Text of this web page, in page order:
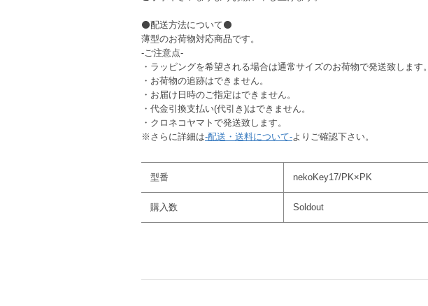
⚫配送方法について⚫
薄型のお荷物対応商品です。
-ご注意点-
・ラッピングを希望される場合は通常サイズのお荷物で発送致します。
・お荷物の追跡はできません。
・お届け日時のご指定はできません。
・代金引換支払い(代引き)はできません。
・クロネコヤマトで発送致します。
※さらに詳細は-配送・送料について-よりご確認下さい。
型番 nekoKey17/PK×PK
購入数 Soldout